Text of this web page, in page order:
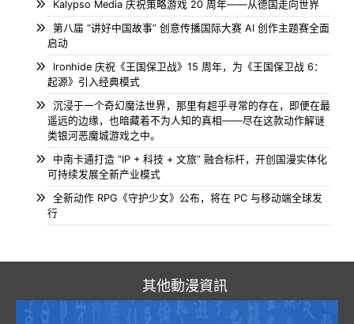
Kalypso Media 庆祝策略游戏 20 周年——从德国走向世界
第八届 “讲好中国故事” 创意传播国际大赛 AI 创作主题赛全面
启动
Ironhide 庆祝《王国保卫战》15 周年，为《王国保卫战 6：
起源》引入经典模式
沉浸于一个奇幻魔法世界，那里有超乎寻常的存在，即便在最
遥远的边缘，也暗藏着不为人知的真相——尽在这款动作解谜
类银河恶魔城游戏之中。
中南卡通打造 “IP + 科技 + 文旅” 融合标杆，开创国漫实体化
可持续发展全新产业模式
全新动作 RPG《守护少女》公布，将在 PC 与移动端全球发
行
其他動漫資訊